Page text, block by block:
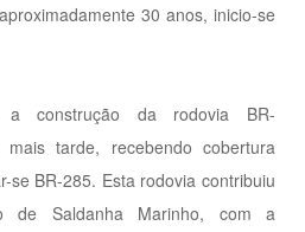
30 anos, inicio-se
construção da rodovia BR-
mais tarde, recebendo cobertura
se BR-285. Esta rodovia contribuiu
de Saldanha Marinho, com a